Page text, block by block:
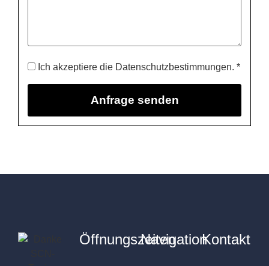
Ich akzeptiere die Datenschutzbestimmungen. *
Öffnungszeiten
NavigationKontakt